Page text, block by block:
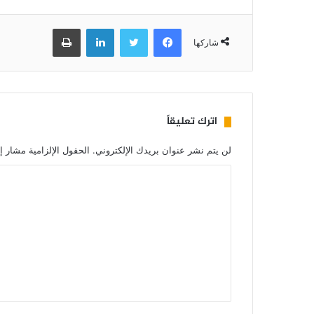
شاركها
فيسبوك تويتر لينكدإن طباعة
اترك تعليقاً
لن يتم نشر عنوان بريدك الإلكتروني. الحقول الإلزامية مشار